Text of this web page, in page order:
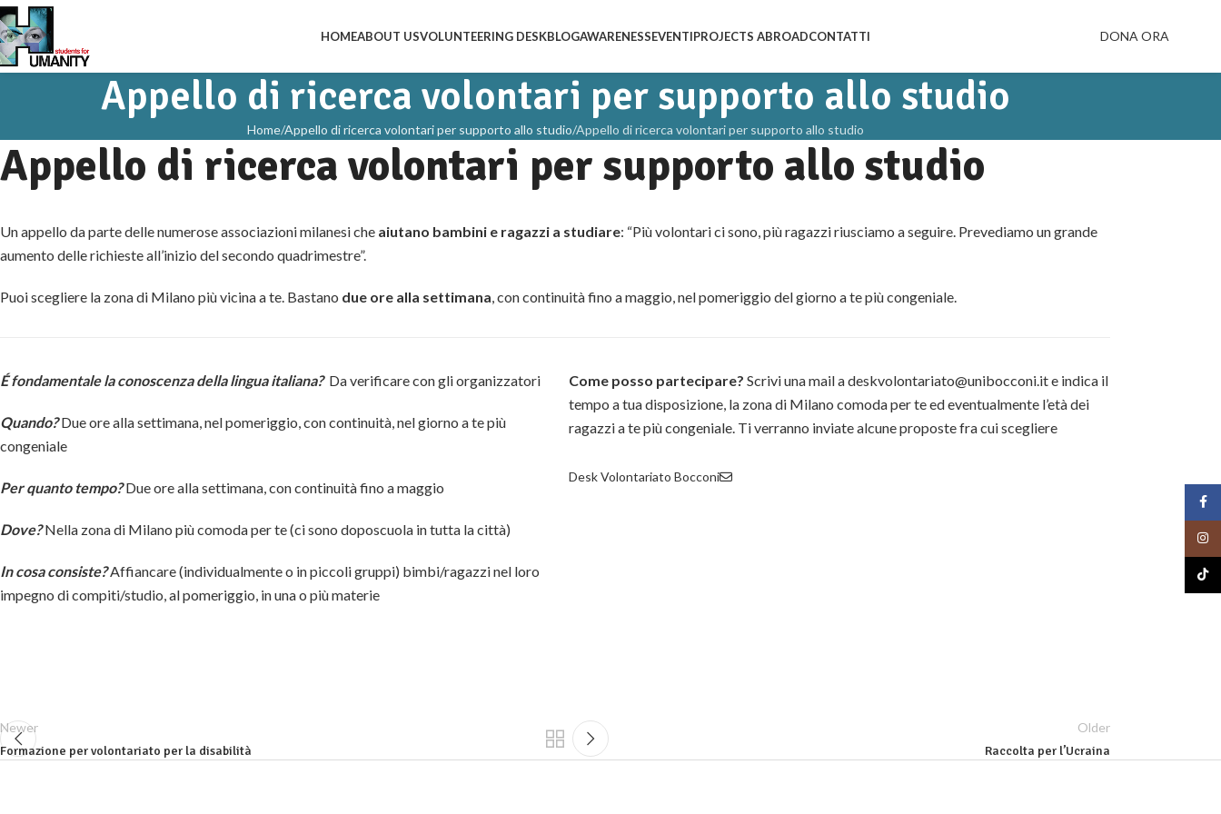
HOMEABOUT USVOLUNTEERING DESKBLOGAWARENESSEVENTIPROJECTS ABROADCONTATTI DONA ORA
Appello di ricerca volontari per supporto allo studio
Home Appello di ricerca volontari per supporto allo studio Appello di ricerca volontari per supporto allo studio
Appello di ricerca volontari per supporto allo studio
Un appello da parte delle numerose associazioni milanesi che aiutano bambini e ragazzi a studiare: “Più volontari ci sono, più ragazzi riusciamo a seguire. Prevediamo un grande
aumento delle richieste all’inizio del secondo quadrimestre”.
Puoi scegliere la zona di Milano più vicina a te. Bastano due ore alla settimana, con continuità fino a maggio, nel pomeriggio del giorno a te più congeniale.
É fondamentale la conoscenza della lingua italiana? Da verificare con gli organizzatori
Quando?Due ore alla settimana, nel pomeriggio, con continuità, nel giorno a te più
congeniale
Per quanto tempo?Due ore alla settimana, con continuità fino a maggio
Dove? Nella zona di Milano più comoda per te (ci sono doposcuola in tutta la città)
In cosa consiste?Affiancare (individualmente o in piccoli gruppi) bimbi/ragazzi nel loro
impegno di compiti/studio, al pomeriggio, in una o più materie
Come posso partecipare? Scrivi una mail adeskvolontariato@unibocconi.ite indica il
tempo a tua disposizione, la zona di Milano comoda per te ed eventualmente l’età dei
ragazzi a te più congeniale. Ti verranno inviate alcune proposte fra cui scegliere
Desk Volontariato Bocconi
Newer
Formazione per volontariato per la disabilità
Older
Raccolta per l’Ucraina